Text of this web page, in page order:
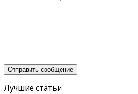
Лучшие статьи